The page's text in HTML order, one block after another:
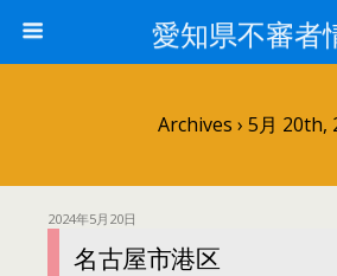
愛知県不審者
Archives › 5月 20th,
2024年5月20日
名古屋市港区